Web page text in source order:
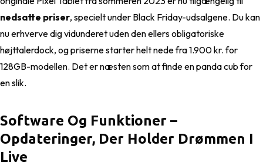
nedsatte priser, specielt under Black Friday-udsalgene. Du kan
nu erhverve dig vidunderet uden den ellers obligatoriske
højttalerdock, og priserne starter helt nede fra 1.900 kr. for
128GB-modellen. Det er næsten som at finde en panda cub for
en slik.
Software Og Funktioner –
Opdateringer, Der Holder Drømmen I
Live